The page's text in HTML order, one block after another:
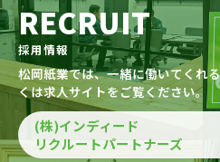
RECRUIT
採用情報
松岡紙業では、一緒に働いてくれ
くは求人サイトをご覧ください。
(株)インディード
リクルートパートナーズ